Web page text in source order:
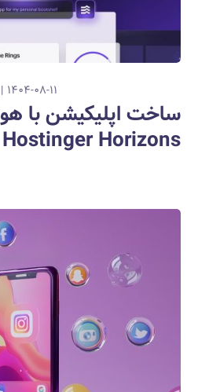
۱۴۰۴-۰۸-۱۱
ساخت اپلیکیشن با
Hostinger Horizons